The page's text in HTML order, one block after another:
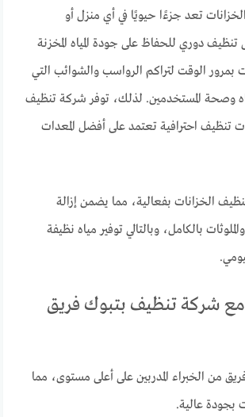
تعد جزءًا حيويًا في أي منزل أو
دوري للحفاظ على جودة المياه المخزنة
بمرور الوقت لتراكم الرواسب والشوائب التي
وصحة المستخدمين. لذلك، توفر شركة تنظيف
تنظيف احترافية تعتمد على أفضل المعدات
الخزانات بفعالية، مما يضمن إزالة
بالكامل، وبالتالي توفير مياه نظيفة
مع شركة تنظيف بتبوك فريق
من الخبراء المدربين على أعلى مستوى، مما
عالية.